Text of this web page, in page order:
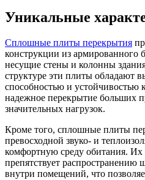
Уникальные
Сплошные плиты перекрытия
конструкции из армированного
несущие стены и колонны
структуре эти плиты обладают
способностью и устойчивостью
надежное перекрытие больших
значительных нагрузок.
Кроме того, сплошные плиты
превосходной звуко- и
комфортную среду обитания. Их
препятствует распространению
внутри помещений, что